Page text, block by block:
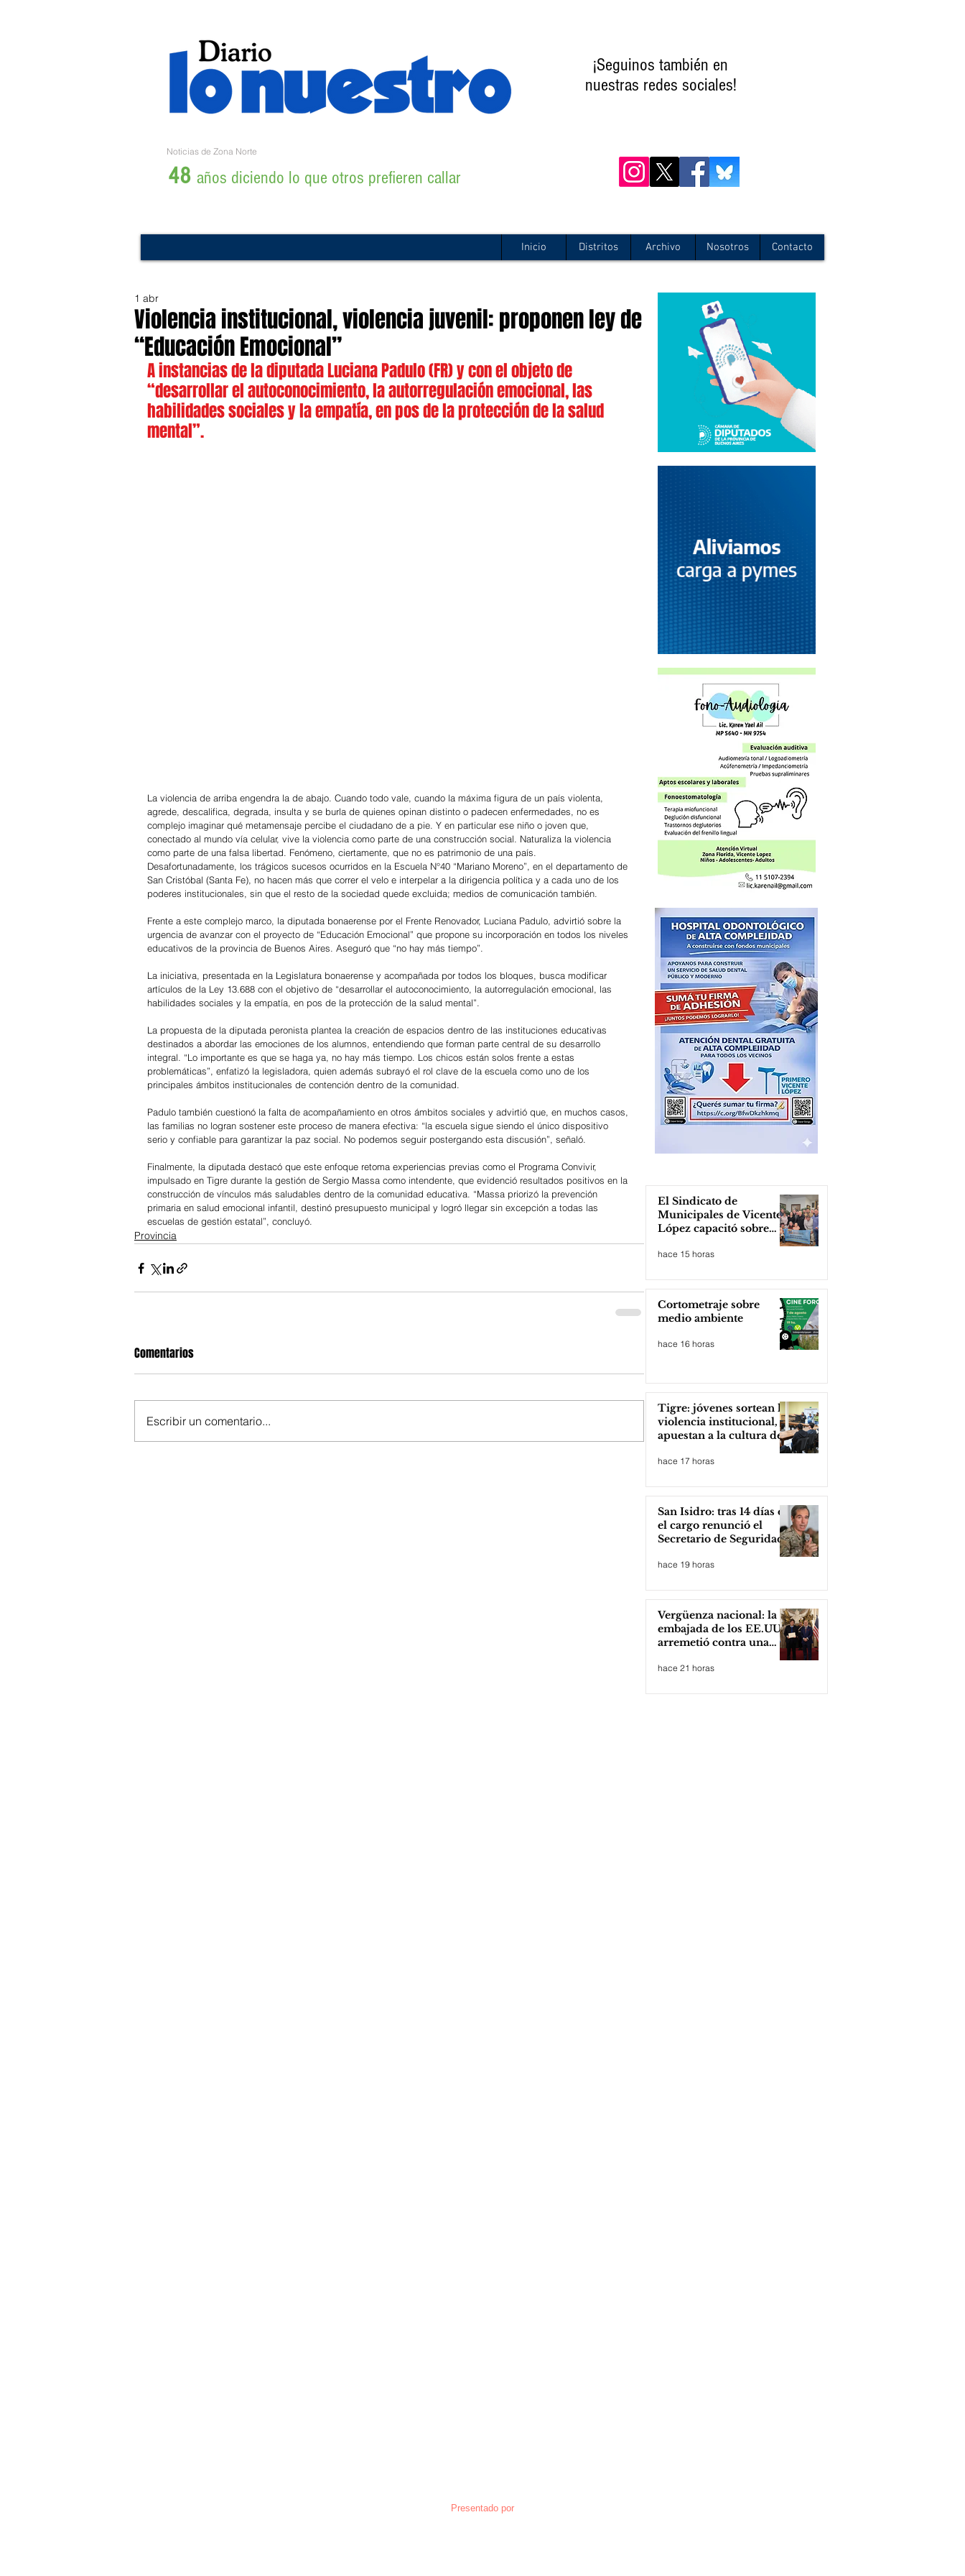
¡Seguinos también en
nuestras redes sociales!
Noticias de Zona Norte
48 años diciendo lo que otros prefieren callar
Inicio Distritos Archivo Nosotros Contacto
Violencia institucional, violencia juvenil: proponen ley de
“Educación Emocional”
1 abr
A instancias de la diputada Luciana Padulo (FR) y con el objeto de
“desarrollar el autoconocimiento, la autorregulación emocional, las
habilidades sociales y la empatía, en pos de la protección de la salud
mental”.
La violencia de arriba engendra la de abajo. Cuando todo vale, cuando la máxima figura de un país violenta,
agrede, descalifica, degrada, insulta y se burla de quienes opinan distinto o padecen enfermedades, no es
complejo imaginar qué metamensaje percibe el ciudadano de a pie. Y en particular ese niño o joven que,
conectado al mundo vía celular, vive la violencia como parte de una construcción social. Naturaliza la violencia
como parte de una falsa libertad. Fenómeno, ciertamente, que no es patrimonio de una país.
Desafortunadamente, los trágicos sucesos ocurridos en la Escuela N°40 “Mariano Moreno”, en el departamento de
San Cristóbal (Santa Fe), no hacen más que correr el velo e interpelar a la dirigencia política y a cada uno de los
poderes institucionales, sin que el resto de la sociedad quede excluida; medios de comunicación también.
Frente a este complejo marco, la diputada bonaerense por el Frente Renovador, Luciana Padulo, advirtió sobre la
urgencia de avanzar con el proyecto de “Educación Emocional” que propone su incorporación en todos los niveles
educativos de la provincia de Buenos Aires. Aseguró que “no hay más tiempo”.
La iniciativa, presentada en la Legislatura bonaerense y acompañada por todos los bloques, busca modificar
artículos de la Ley 13.688 con el objetivo de “desarrollar el autoconocimiento, la autorregulación emocional, las
habilidades sociales y la empatía, en pos de la protección de la salud mental”.
La propuesta de la diputada peronista plantea la creación de espacios dentro de las instituciones educativas
destinados a abordar las emociones de los alumnos, entendiendo que forman parte central de su desarrollo
integral. “Lo importante es que se haga ya, no hay más tiempo. Los chicos están solos frente a estas
problemáticas”, enfatizó la legisladora, quien además subrayó el rol clave de la escuela como uno de los
principales ámbitos institucionales de contención dentro de la comunidad.
Padulo también cuestionó la falta de acompañamiento en otros ámbitos sociales y advirtió que, en muchos casos,
las familias no logran sostener este proceso de manera efectiva: “la escuela sigue siendo el único dispositivo
serio y confiable para garantizar la paz social. No podemos seguir postergando esta discusión”, señaló.
Finalmente, la diputada destacó que este enfoque retoma experiencias previas como el Programa Convivir,
impulsado en Tigre durante la gestión de Sergio Massa como intendente, que evidenció resultados positivos en la
construcción de vínculos más saludables dentro de la comunidad educativa. “Massa priorizó la prevención
primaria en salud emocional infantil, destinó presupuesto municipal y logró llegar sin excepción a todas las
escuelas de gestión estatal”, concluyó.
Provincia
Comentarios
Escribir un comentario...
El Sindicato de
Municipales de Vicente
López capacitó sobre
hace 15 horas
Cortometraje sobre
medio ambiente
hace 16 horas
Tigre: jóvenes sortean la
violencia institucional,
apuestan a la cultura del
hace 17 horas
San Isidro: tras 14 días en
el cargo renunció el
Secretario de Seguridad
hace 19 horas
Vergüenza nacional: la
embajada de los EE.UU
arremetió contra una
hace 21 horas
Presentado por